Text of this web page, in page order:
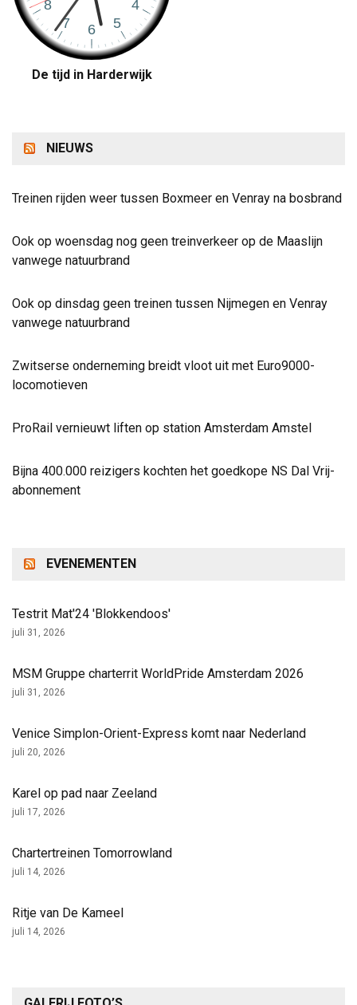
De tijd in Harderwijk
NIEUWS
Treinen rijden weer tussen Boxmeer en Venray na bosbrand
Ook op woensdag nog geen treinverkeer op de Maaslijn
vanwege natuurbrand
Ook op dinsdag geen treinen tussen Nijmegen en Venray
vanwege natuurbrand
Zwitserse onderneming breidt vloot uit met Euro9000-
locomotieven
ProRail vernieuwt liften op station Amsterdam Amstel
Bijna 400.000 reizigers kochten het goedkope NS Dal Vrij-
abonnement
EVENEMENTEN
Testrit Mat'24 'Blokkendoos'
juli 31, 2026
MSM Gruppe charterrit WorldPride Amsterdam 2026
juli 31, 2026
Venice Simplon-Orient-Express komt naar Nederland
juli 20, 2026
Karel op pad naar Zeeland
juli 17, 2026
Chartertreinen Tomorrowland
juli 14, 2026
Ritje van De Kameel
juli 14, 2026